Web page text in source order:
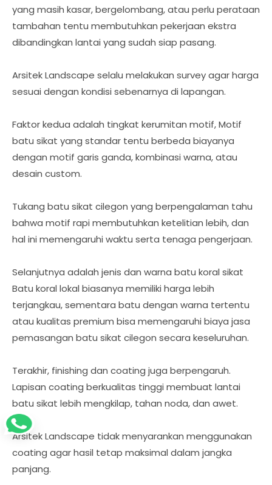
yang masih kasar, bergelombang, atau perlu perataan
tambahan tentu membutuhkan pekerjaan ekstra
dibandingkan lantai yang sudah siap pasang.
Arsitek Landscape selalu melakukan survey agar harga
sesuai dengan kondisi sebenarnya di lapangan.
Faktor kedua adalah tingkat kerumitan motif, Motif
batu sikat yang standar tentu berbeda biayanya
dengan motif garis ganda, kombinasi warna, atau
desain custom.
Tukang batu sikat cilegon yang berpengalaman tahu
bahwa motif rapi membutuhkan ketelitian lebih, dan
hal ini memengaruhi waktu serta tenaga pengerjaan.
Selanjutnya adalah jenis dan warna batu koral sikat
Batu koral lokal biasanya memiliki harga lebih
terjangkau, sementara batu dengan warna tertentu
atau kualitas premium bisa memengaruhi biaya jasa
pemasangan batu sikat cilegon secara keseluruhan.
Terakhir, finishing dan coating juga berpengaruh.
Lapisan coating berkualitas tinggi membuat lantai
batu sikat lebih mengkilap, tahan noda, dan awet.
Arsitek Landscape tidak menyarankan menggunakan
coating agar hasil tetap maksimal dalam jangka
panjang.